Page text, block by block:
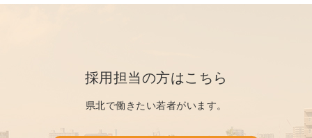
採用担当の方はこちら
県北で働きたい若者がいます。